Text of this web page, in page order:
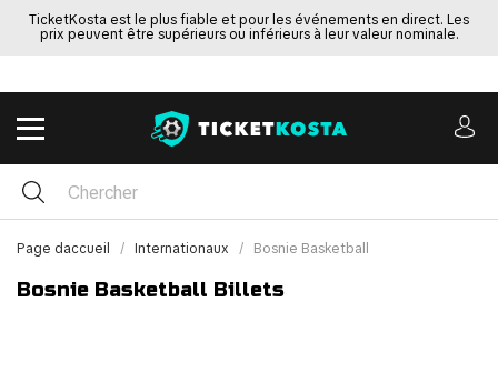
TicketKosta est le plus fiable et pour les événements en direct. Les
prix peuvent être supérieurs ou inférieurs à leur valeur nominale.
Page daccueil Internationaux Bosnie Basketball
Bosnie Basketball Billets